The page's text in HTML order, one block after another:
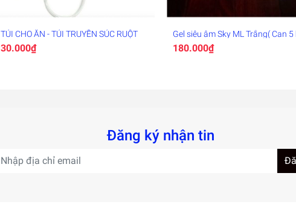
TÚI CHO ĂN - TÚI TRUYỀN SÚC RUỘT
30.000₫
Gel siêu âm Sky ML Trắng( Can 5
180.000₫
Đăng ký nhận tin